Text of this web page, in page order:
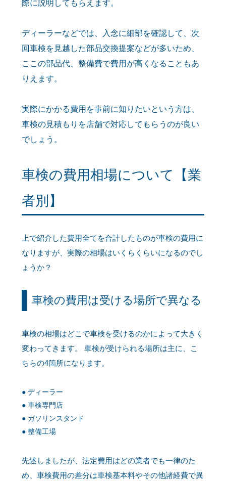
際に説明してもらえます。
ディーラーなどでは、入念に細部を確認して、次
回車検を見越した部品交換提案などが多いため、
ここの部品代、整備費で費用が高くなることもあ
りえます。
実際にかかる費用を事前に知りたいという方は、
車検の見積もりを店舗で対応してもらうのが良い
でしょう。
車検の費用相場について【業
者別】
上で紹介した費用全てを合計したものが車検の費用に
なりますが、実際の相場はいくらくらいになるのでし
ょうか？
車検の費用は受ける場所で異なる
車検の相場はどこで車検を受けるのかによって大きく
変わってきます。 車検が受けられる場所は主に、こ
ちらの4箇所になります。
ディーラー
車検専門店
ガソリンスタンド
整備工場
先述しましたが、法定費用はどの業者でも一律のた
め、車検費用の差分は車検基本料やその他諸経費で異